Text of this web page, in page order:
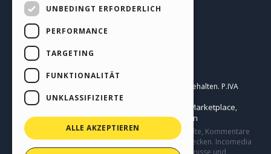
Copyright © 2026
Alle Rechte vorbehalten. P.IVA
IT07514640015
Nutzungsbedingungen WebSite X5:
Help Center / Marketplace,
Templates,Objects|Datenschutzbestimmungen
Diese Seite enthält von Benutzern eingereichte Inhalte, Kommentare
und Meinungen und besteht nur zu Informationszwecken. Incomedia
lehnt jegliche Haftung für die Handlungen, Versäumnisse und
UNBEDINGT ERFORDERLICH
PERFORMANCE
TARGETING
FUNKTIONALITÄT
UNKLASSIFIZIERTE
ALLE AKZEPTIEREN